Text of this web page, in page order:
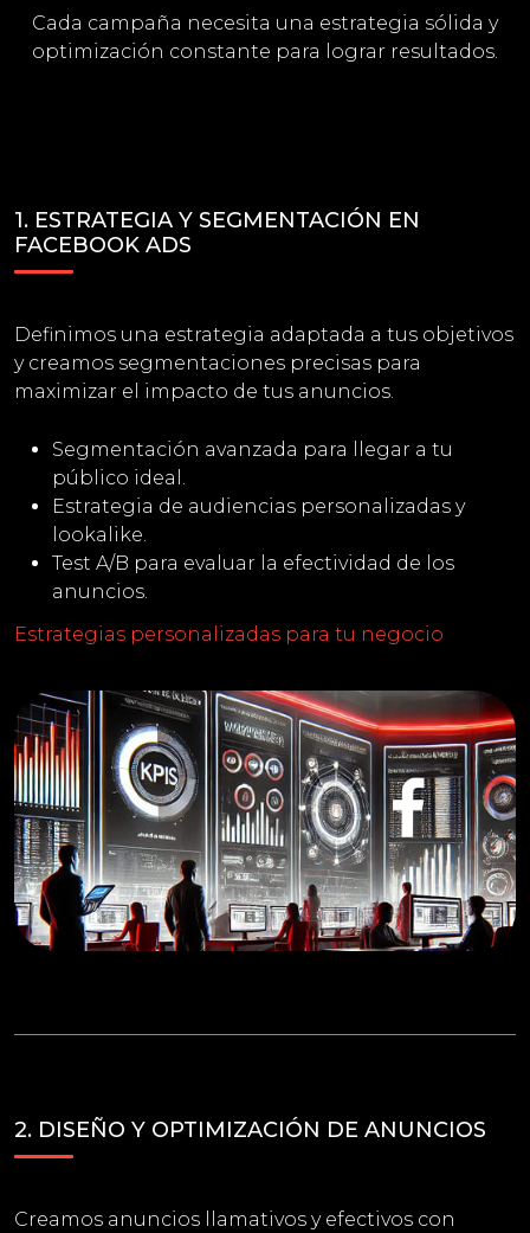
Cada campaña necesita una estrategia sólida y
optimización constante para lograr resultados.
1. ESTRATEGIA Y SEGMENTACIÓN EN
FACEBOOK ADS
Definimos una estrategia adaptada a tus objetivos
y creamos segmentaciones precisas para
maximizar el impacto de tus anuncios.
Segmentación avanzada para llegar a tu
público ideal.
Estrategia de audiencias personalizadas y
lookalike.
Test A/B para evaluar la efectividad de los
anuncios.
Estrategias personalizadas para tu negocio
2. DISEÑO Y OPTIMIZACIÓN DE ANUNCIOS
Creamos anuncios llamativos y efectivos con